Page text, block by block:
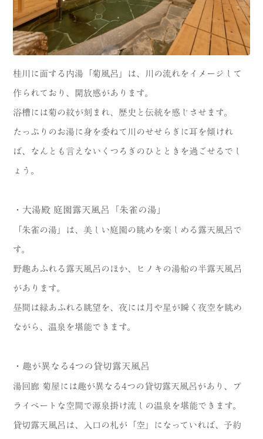
桂川に面する内湯「菊風呂」は、川の流れをイメージして
作られており、開放感があります。
浴槽には菊の紋が刻まれ、歴史と伝統を感じさせます。
たっぷりのお湯に身を委ねて川のせせらぎに耳を傾けれ
ば、なんとも言えないくつろぎのひとときを過ごせるでし
ょう。
・大湯殿 庭園露天風呂「朱雀の湯」
「朱雀の湯」は、美しい庭園の眺めを楽しめる露天風呂で
す。
野趣あふれる露天風呂のほか、ヒノキの湯船の半露天風呂
があります。
昼間は緑あふれる眺望を、夜には月や星が瞬く夜空を眺め
ながら、温泉を堪能できます。
・趣が異なる4つの貸切露天風呂
湯回廊 菊屋には趣が異なる4つの貸切露天風呂があり、プ
ライベートな空間で源泉掛け流しの温泉を堪能できます。
貸切露天風呂は、入口の札が「空」になっていれば、予約